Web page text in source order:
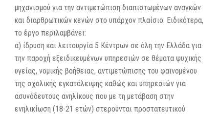
μηχανισμού για την αντιμετώπιση διαπιστωμένων αναγκών
και διαρθρωτικών κενών στο υπάρχον πλαίσιο. Ειδικότερα,
το έργο περιλαμβάνει:
α) ίδρυση και λειτουργία 5 Κέντρων σε όλη την Ελλάδα για
την παροχή εξειδικευμένων υπηρεσιών σε θέματα ψυχικής
υγείας, νομικής βοήθειας, αντιμετώπισης του φαινομένου
της σχολικής εγκατάλειψης καθώς και υπηρεσιών για
ασυνόδευτους ανηλίκους που με τη μετάβαση στην
ενηλικίωση (18-21 ετών) στερούνται προστατευτικού